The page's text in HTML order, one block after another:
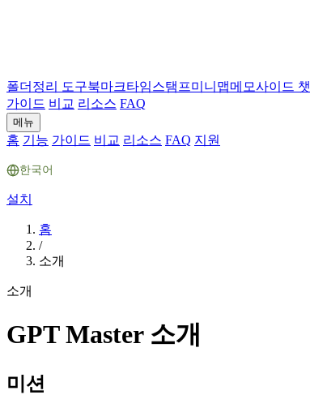
폴더 정리 도구북마크타임스탬프미니맵메모사이드 챗
가이드 비교 리소스 FAQ
메뉴
홈 기능 가이드 비교 리소스 FAQ 지원
한국어
설치
홈
/
소개
소개
GPT Master 소개
미션